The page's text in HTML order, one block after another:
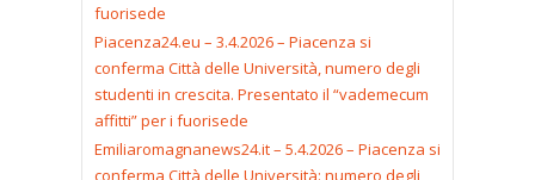
fuorisede
Piacenza24.eu – 3.4.2026 – Piacenza si
conferma Città delle Università, numero degli
studenti in crescita. Presentato il “vademecum
affitti” per i fuorisede
Emiliaromagnanews24.it – 5.4.2026 – Piacenza si
conferma Città delle Università: numero degli